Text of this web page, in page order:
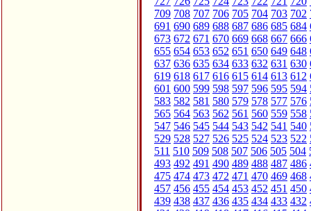
709 708 707 706 705 704 703 702
691 690 689 688 687 686 685 684
673 672 671 670 669 668 667 666
655 654 653 652 651 650 649 648
637 636 635 634 633 632 631 630
619 618 617 616 615 614 613 612
601 600 599 598 597 596 595 594
583 582 581 580 579 578 577 576
565 564 563 562 561 560 559 558
547 546 545 544 543 542 541 540
529 528 527 526 525 524 523 522
511 510 509 508 507 506 505 504
493 492 491 490 489 488 487 486
475 474 473 472 471 470 469 468
457 456 455 454 453 452 451 450
439 438 437 436 435 434 433 432